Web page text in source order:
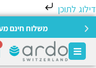
לתוכן
משלוח חינם מעל